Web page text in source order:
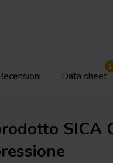
Data sheet
1
SICA